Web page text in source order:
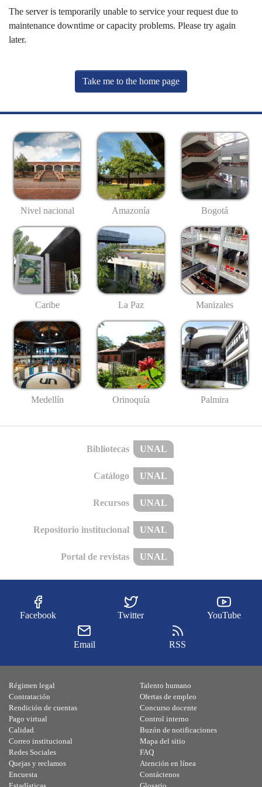
The server is temporarily unable to service your request due to
maintenance downtime or capacity problems. Please try again
later.
Take me to the home page
Nivel nacional Amazonía Bogotá
Caribe La Paz Manizales
Medellín Orinoquía Palmira
Bibliotecas UNAL
Catálogo UNAL
Recursos UNAL
Repositorio institucional UNAL
Portal de revistas UNAL
Facebook Twitter YouTube
Email RSS
Régimen legal
Contratación
Rendición de cuentas
Pago virtual
Calidad
Talento humano
Ofertas de empleo
Concurso docente
Control interno
Buzón de notificaciones
Correo institucional
Redes Sociales
Quejas y reclamos
Encuesta
Mapa del sitio
FAQ
Atención en línea
Contáctenos